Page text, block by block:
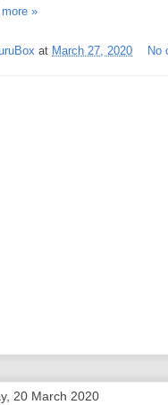
more »
at March 27, 2020 No
20 March 2020